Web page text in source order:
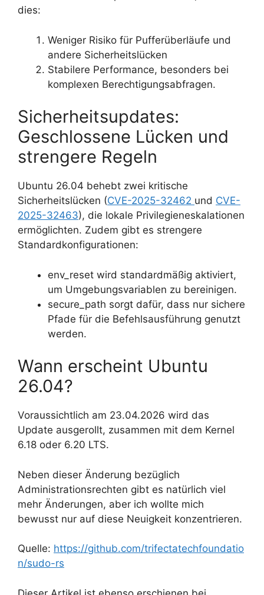
dies:
Weniger Risiko für Pufferüberläufe und
andere Sicherheitslücken
Stabilere Performance, besonders bei
komplexen Berechtigungsabfragen.
Sicherheitsupdates:
Geschlossene Lücken und
strengere Regeln
Ubuntu 26.04 behebt zwei kritische
Sicherheitslücken (CVE-2025-32462 und CVE-
2025-32463), die lokale Privilegieneskalationen
ermöglichten. Zudem gibt es strengere
Standardkonfigurationen:
env_reset wird standardmäßig aktiviert,
um Umgebungsvariablen zu bereinigen.
secure_path sorgt dafür, dass nur sichere
Pfade für die Befehlsausführung genutzt
werden.
Wann erscheint Ubuntu
26.04?
Voraussichtlich am 23.04.2026 wird das
Update ausgerollt, zusammen mit dem Kernel
6.18 oder 6.20 LTS.
Neben dieser Änderung bezüglich
Administrationsrechten gibt es natürlich viel
mehr Änderungen, aber ich wollte mich
bewusst nur auf diese Neuigkeit konzentrieren.
Quelle: https://github.com/trifectatechfoundatio
n/sudo-rs